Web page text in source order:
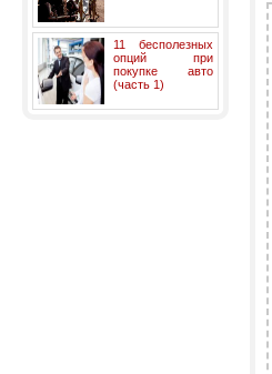
11 бесполезных
опций при
покупке авто
(часть 1)